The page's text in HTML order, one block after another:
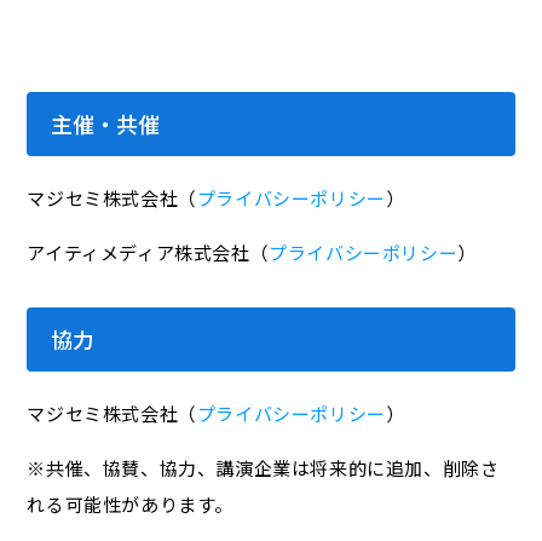
主催・共催
マジセミ株式会社（プライバシーポリシー）
アイティメディア株式会社（プライバシーポリシー）
協力
マジセミ株式会社（プライバシーポリシー）
※共催、協賛、協力、講演企業は将来的に追加、削除さ
れる可能性があります。